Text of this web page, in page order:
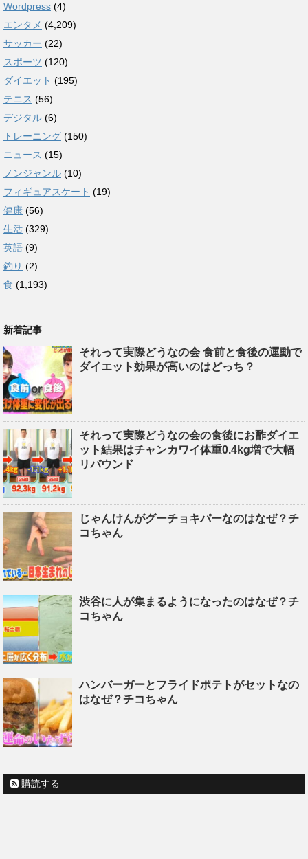
Wordpress (4)
エンタメ (4,209)
サッカー (22)
スポーツ (120)
ダイエット (195)
テニス (56)
デジタル (6)
トレーニング (150)
ニュース (15)
ノンジャンル (10)
フィギュアスケート (19)
健康 (56)
生活 (329)
英語 (9)
釣り (2)
食 (1,193)
新着記事
それって実際どうなの会 食前と食後の運動で
ダイエット効果が高いのはどっち？
それって実際どうなの会の食後にお酢ダイエ
ット結果はチャンカワイ体重0.4kg増で大幅
リバウンド
じゃんけんがグーチョキパーなのはなぜ？チ
コちゃん
渋谷に人が集まるようになったのはなぜ？チ
コちゃん
ハンバーガーとフライドポテトがセットなの
はなぜ？チコちゃん
購読する